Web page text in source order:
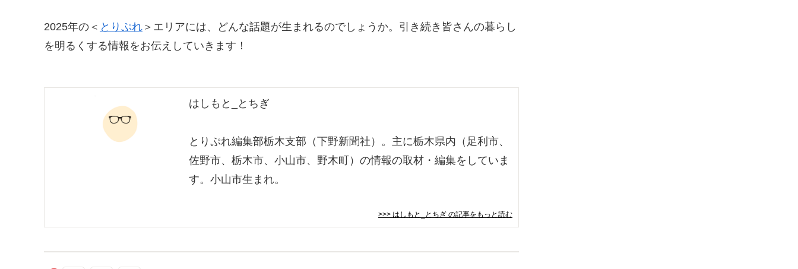
2025年の＜ とりぷれ ＞エリアには、どんな話題が生まれるのでしょうか。引き続き皆さんの暮らし
を明るくする情報をお伝えしていきます！
はしもと_とちぎ
とりぷれ編集部栃木支部（下野新聞社）。主に栃木県内（足利市、
佐野市、栃木市、小山市、野木町）の情報の取材・編集をしていま
す。小山市生まれ。
>>> はしもと_とちぎ の記事をもっと読む